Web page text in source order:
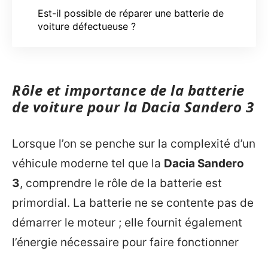
Est-il possible de réparer une batterie de
voiture défectueuse ?
Rôle et importance de la batterie
de voiture pour la Dacia Sandero 3
Lorsque l’on se penche sur la complexité d’un
véhicule moderne tel que la Dacia Sandero
3, comprendre le rôle de la batterie est
primordial. La batterie ne se contente pas de
démarrer le moteur ; elle fournit également
l’énergie nécessaire pour faire fonctionner